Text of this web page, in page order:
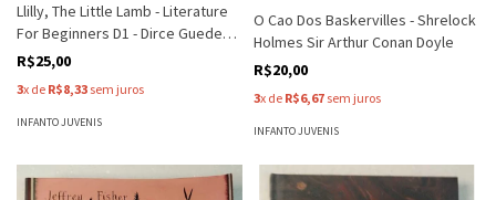
Llilly, The Little Lamb - Literature
For Beginners D1 - Dirce Guedes -
Ayrton Gomes
R$25,00
3x de R$8,33 sem juros
INFANTO JUVENIS
O Cao Dos Baskervilles - Shrelock
Holmes Sir Arthur Conan Doyle
R$20,00
3x de R$6,67 sem juros
INFANTO JUVENIS